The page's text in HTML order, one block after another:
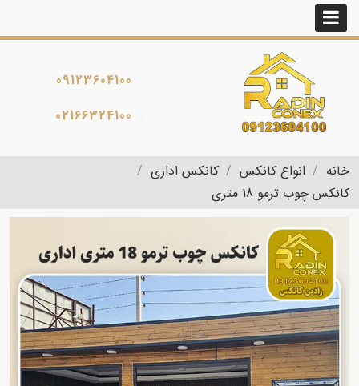
09123604100
02166324100
خانه انواع کانکس
کانکس اداری
کانکس چوب ترمو 18 متری